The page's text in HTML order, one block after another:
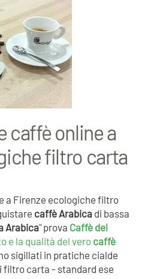
caffè online a
filtro carta
a Firenze ecologiche filtro
caffè Arabica di bassa
Arabica" prova Caffè del
e la qualità del vero caffè
sigillati in pratiche cialde
carta - standard ese